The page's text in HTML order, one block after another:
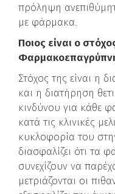
πρόληψη
με φάρμακα.
Ποιος είναι ο
Στόχος της είναι η
και η διατήρηση
κινδύνου για κάθε
κατά τις κλινικές
κυκλοφορία του
διασφαλίζει ότι τα
συνεχίζουν να
μετριάζονται οι